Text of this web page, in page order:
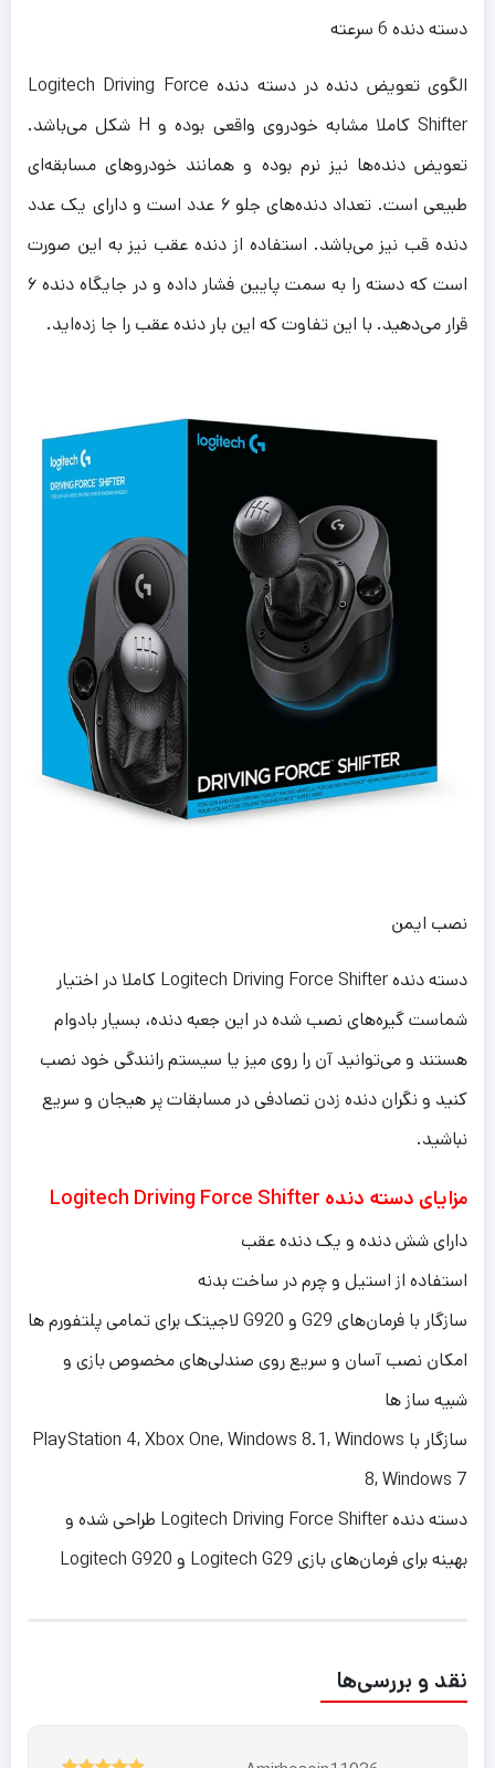
دسته دنده 6 سرعته
الگوی تعویض دنده در دسته دنده Logitech Driving Force
Shifter کاملا مشابه خودروی واقعی بوده و H شکل می‌باشد.
تعویض دنده‌ها نیز نرم بوده و همانند خودروهای مسابقه‌ای
طبیعی است. تعداد دنده‌های جلو ۶ عدد است و دارای یک عدد
دنده قب نیز می‌باشد. استفاده از دنده عقب نیز به این صورت
است که دسته را به سمت پایین فشار داده و در جایگاه دنده ۶
قرار می‌دهید. با این تفاوت که این بار دنده عقب را جا زده‌اید.
نصب ایمن
دسته دنده Logitech Driving Force Shifter کاملا در اختیار
شماست گیره‌های نصب شده در این جعبه دنده، بسیار بادوام
هستند و می‌توانید آن را روی میز یا سیستم رانندگی خود نصب
کنید و نگران دنده زدن تصادفی در مسابقات پر هیجان و سریع
نباشید.
مزایای دسته دنده Logitech Driving Force Shifter
دارای شش دنده و یک دنده عقب
استفاده از استیل و چرم در ساخت بدنه
سازگار با فرمان‌های G29 و G920 لاجیتک برای تمامی پلتفورم ها
امکان نصب آسان و سریع روی صندلی‌های مخصوص بازی و
شبیه ساز ها
سازگار با PlayStation 4, Xbox One, Windows 8.1, Windows
8, Windows 7
دسته دنده Logitech Driving Force Shifter طراحی شده و
بهینه برای فرمان‌های بازی Logitech G29 و Logitech G920
نقد و بررسی‌ها